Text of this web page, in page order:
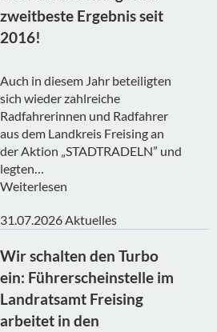
zweitbeste Ergebnis seit
2016!
Auch in diesem Jahr beteiligten
sich wieder zahlreiche
Radfahrerinnen und Radfahrer
aus dem Landkreis Freising an
der Aktion „STADTRADELN” und
legten…
Weiterlesen
31.07.2026Aktuelles
Wir schalten den Turbo
ein: Führerscheinstelle im
Landratsamt Freising
arbeitet in den